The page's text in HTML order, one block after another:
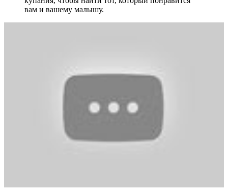
вам и вашему малышу.